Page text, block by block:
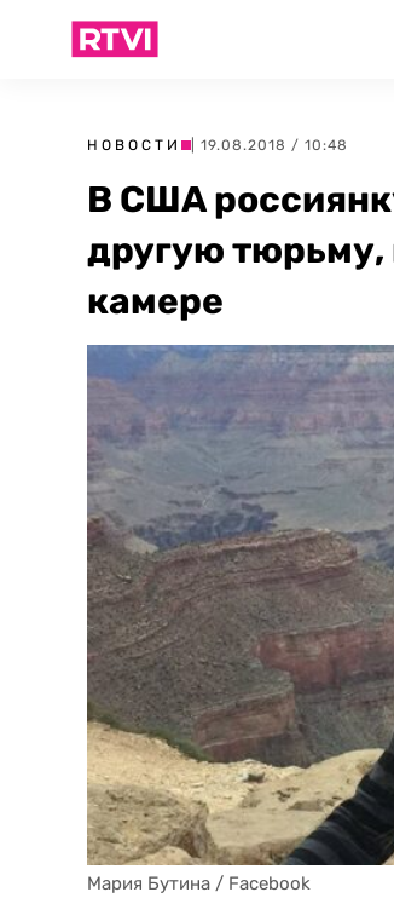
НОВОСТИ | 19.08.2018 / 10:48
В США
другую тюрьму,
камере
Мария Бутина / Facebook